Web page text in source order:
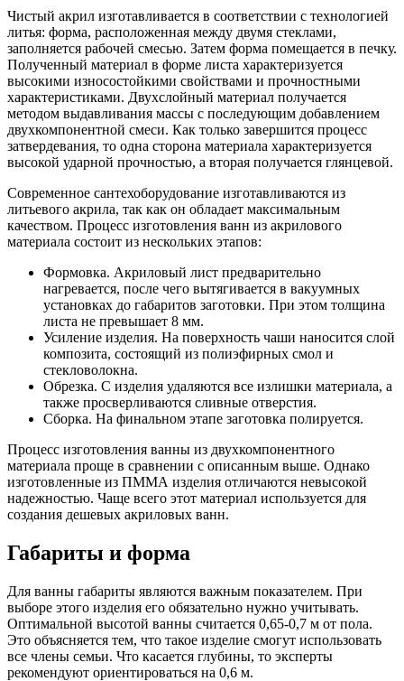
Чистый акрил изготавливается в соответствии с технологией
литья: форма, расположенная между двумя стеклами,
заполняется рабочей смесью. Затем форма помещается в печку.
Полученный материал в форме листа характеризуется
высокими износостойкими свойствами и прочностными
характеристиками. Двухслойный материал получается
методом выдавливания массы с последующим добавлением
двухкомпонентной смеси. Как только завершится процесс
затвердевания, то одна сторона материала характеризуется
высокой ударной прочностью, а вторая получается глянцевой.
Современное сантехоборудование изготавливаются из
литьевого акрила, так как он обладает максимальным
качеством. Процесс изготовления ванн из акрилового
материала состоит из нескольких этапов:
Формовка. Акриловый лист предварительно
нагревается, после чего вытягивается в вакуумных
установках до габаритов заготовки. При этом толщина
листа не превышает 8 мм.
Усиление изделия. На поверхность чаши наносится слой
композита, состоящий из полиэфирных смол и
стекловолокна.
Обрезка. С изделия удаляются все излишки материала, а
также просверливаются сливные отверстия.
Сборка. На финальном этапе заготовка полируется.
Процесс изготовления ванны из двухкомпонентного
материала проще в сравнении с описанным выше. Однако
изготовленные из ПММА изделия отличаются невысокой
надежностью. Чаще всего этот материал используется для
создания дешевых акриловых ванн.
Габариты и форма
Для ванны габариты являются важным показателем. При
выборе этого изделия его обязательно нужно учитывать.
Оптимальной высотой ванны считается 0,65-0,7 м от пола.
Это объясняется тем, что такое изделие смогут использовать
все члены семьи. Что касается глубины, то эксперты
рекомендуют ориентироваться на 0,6 м.